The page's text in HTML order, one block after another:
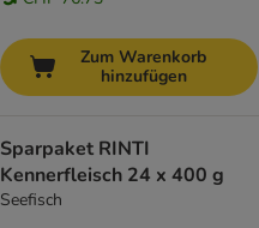
Zum Warenkorb
hinzufügen
Sparpaket RINTI
Kennerfleisch 24 x 400 g
Seefisch